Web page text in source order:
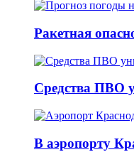
Ракетная
Средства ПВО
В аэропорту